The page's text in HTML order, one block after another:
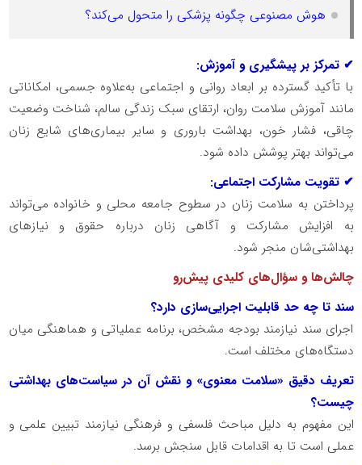
هوش مصنوعی چگونه پزشکی را متحول می‌کند؟
✔ تمرکز بر پیشگیری و آموزش:
با تأکید گسترده بر ابعاد روانی و اجتماعی به‌علاوه جسمی، امکاناتی
مانند آموزش سلامت روان، ارتقای سبک زندگی سالم، شناخت وضعیت
چاقی، فشار خون، بهداشت باروری و سایر بیماری‌های شایع زنان
می‌تواند بهتر پوشش داده شود.
✔ تقویت مشارکت اجتماعی:
پرداختن به سلامت زنان در سطوح جامعه محلی و خانواده می‌تواند
به افزایش مشارکت و آگاهی زنان درباره حقوق و نیازهای
بهداشتی‌شان منجر شود.
چالش‌ها و سؤال‌های کلیدی پیش‌رو
سند تا چه حد قابلیت اجرایی‌سازی دارد؟
اجرای سند نیازمند بودجه مشخص، برنامه عملیاتی و هماهنگی میان
دستگاه‌های مختلف است.
تعریف دقیق «سلامت معنوی» و نقش آن در سیاست‌های بهداشتی
چیست؟
این مفهوم به دلیل مباحث فلسفی و فرهنگی نیازمند تبیین علمی و
عملی است تا به اقدامات قابل سنجش برسد.